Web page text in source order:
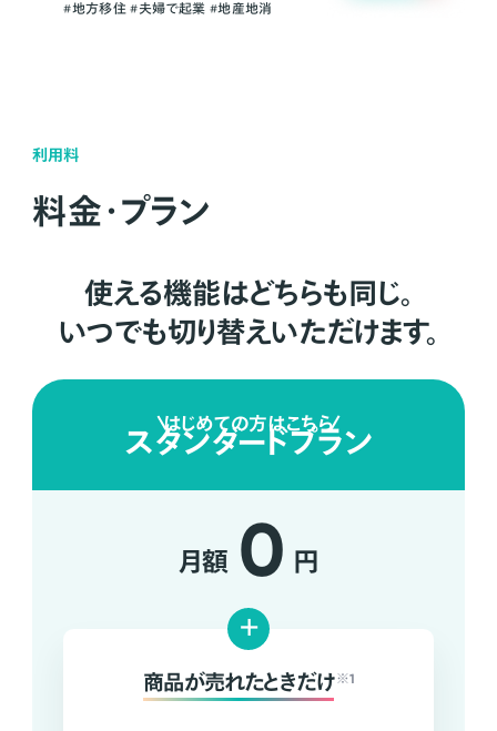
#地方移住 #夫婦で起業 #地産地消
利用料
料金・プラン
使える機能はどちらも同じ。
いつでも切り替えいただけます。
はじめての方はこちら
スタンダードプラン
月額 0 円
+
商品が売れたときだけ ※1